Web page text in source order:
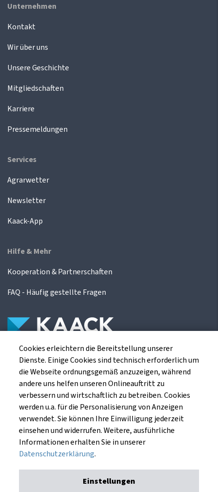
Unternehmen
Kontakt
Wir über uns
Unsere Geschichte
Mitgliedschaften
Karriere
Pressemeldungen
Services
Agrarwetter
Newsletter
Kaack-App
Hilfe & Mehr
Kooperation & Partnerschaften
FAQ - Häufig gestellte Fragen
Die Kaack Terminhandel GmbH ist ein
Finanzdienstleistungsinstitut für die europäischen
Agrarterminbörsen.
Kaack Terminhandel GmbH
Am Markt 8
49661 Cloppenburg
Datenschutzerklärung
Cookies erleichtern die Bereitstellung unserer
Dienste. Einige Cookies sind technisch erforderlich um
die Webseite ordnungsgemäß anzuzeigen, während
andere uns helfen unseren Onlineauftritt zu
verbessern und wirtschaftlich zu betreiben. Cookies
werden u.a. für die Personalisierung von Anzeigen
verwendet. Sie können Ihre Einwilligung jederzeit
einsehen und widerrufen. Weitere, ausführliche
Informationen erhalten Sie in unserer
Datenschutzerklärung.
Einstellungen